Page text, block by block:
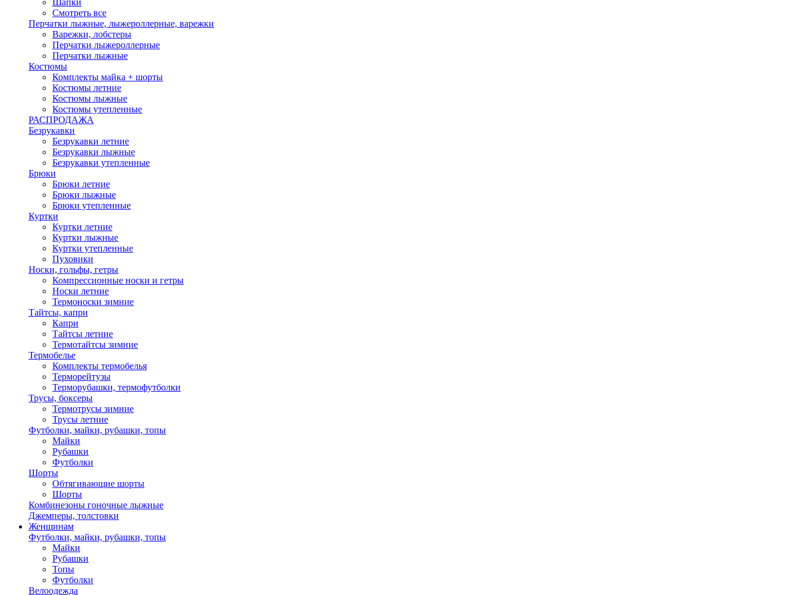
Шапки
Смотреть все
Перчатки лыжные, лыжероллерные, варежки
Варежки, лобстеры
Перчатки лыжероллерные
Перчатки лыжные
Костюмы
Комплекты майка + шорты
Костюмы летние
Костюмы лыжные
Костюмы утепленные
РАСПРОДАЖА
Безрукавки
Безрукавки летние
Безрукавки лыжные
Безрукавки утепленные
Брюки
Брюки летние
Брюки лыжные
Брюки утепленные
Куртки
Куртки летние
Куртки лыжные
Куртки утепленные
Пуховики
Носки, гольфы, гетры
Компрессионные носки и гетры
Носки летние
Термоноски зимние
Тайтсы, капри
Капри
Тайтсы летние
Термотайтсы зимние
Термобелье
Комплекты термобелья
Терморейтузы
Терморубашки, термофутболки
Трусы, боксеры
Термотрусы зимние
Трусы летние
Футболки, майки, рубашки, топы
Майки
Рубашки
Футболки
Шорты
Обтягивающие шорты
Шорты
Комбинезоны гоночные лыжные
Джемперы, толстовки
Женщинам
Футболки, майки, рубашки, топы
Майки
Рубашки
Топы
Футболки
Велоодежда